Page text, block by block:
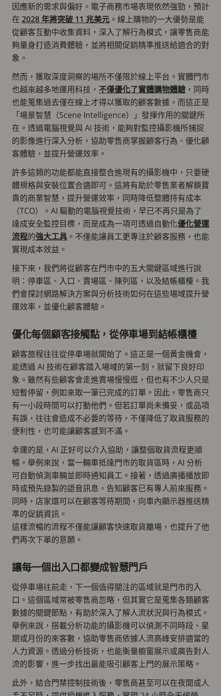
因應新的需求與偏好。電子商務市場表現依然強勁，預計
在 2028 年將突破 11 兆美元 。線上購物的一大優勢是能
從顧客互動中收集資料，深入了解行為模式，讓零售商能
夠量身打造消費體驗，並將相關促銷精準推送給適合的對
象。
然而，獲取深度洞察的場所不僅限於線上平台。實體門市
也越來越多地運用科技， 不僅優化了實體購物體驗 ，同時
也能蒐集過去僅在線上才得以獲取的顧客數據。而這正是
「場景智慧（Scene Intelligence）」發揮作用的關鍵所
在。透過電腦視覺與 AI 技術，能夠對監控攝影機所捕捉
的影像進行深入分析，協助零售商掌握顧客行為、優化顧
客體驗，並提升營運效率。
許多這類的功能都能直接整合進現有的攝影機中，只要硬
體規格與安裝位置合適即可。這將有助於零售業者解鎖寶
貴的商業智慧，提升營運效率，同時降低整體持有成本
（TCO）。AI 驅動的電腦視覺技術，早已不再只是為了
達成安全監控目標，而是成為一項可透過自動化優化營運
流程的強大工具 。不僅能讓員工更專注於顧客服務，也能
實現成本效益。
接下來，我們將從顧客在門市中的五大關鍵區域進行說
明：停車區、入口、賣場區、陳列區，以及結帳櫃檯。我
們會探討網路解決方案與分析技術如何在這些場域提升營
運效率，並優化顧客體驗。
優化每個顧客接觸點，從停車場到結帳櫃檯
顧客旅程往往從停車場就開始了。這正是一個黃金機會，
能透過 AI 技術在顧客踏入場域的第一刻，就留下良好印
象。雖然有些顧客會走進賣場慢慢逛，但也有不少人只是
短暫停留，例如來取一筆已完成的訂單。因此，零售商只
有一小段時間可以打動他們。但若訂單尚未備妥，或品項
有誤，往往會造成不必要的等待，不僅降低了取貨服務的
便利性，也可能讓顧客感到不滿。
幸運的是，AI 正好可以介入協助，讓整個取貨流程更順
暢。舉例來說，當一輛車抵達門市的取貨區時，AI 分析
可自動偵測車輛並即時通知員工。接著，透過廣播播放即
時或預先錄製的語音訊息，告知顧客已有專人前來服務。
同時，店家還可以在顧客等待期間，向車內顯示器推送精
準的促銷資訊。
這樣流暢的流程不僅能讓顧客快速取貨離場，也提升了他
們再次下單的意願。
讓每一個出入口都變成智慧門戶
從停車場往前走，下一個值得關注的區域就是門市的入
口。這個區域常被零售商忽略，但其實它是蒐集各類顧客
數據的關鍵節點，有助於深入了解人流狀況與行為模式。
舉例來說，搭載分析功能的攝影機可以偵測不同時段、星
期或月份的來客數，協助零售商依據人流高峰安排適當的
人力資源。透過分析技術，也能衡量櫥窗展示或廣告對人
流的影響，進一步找出最能吸引顧客上門的展示策略。
此外，結合門禁控制技術後，零售商甚至可以在夜間或人